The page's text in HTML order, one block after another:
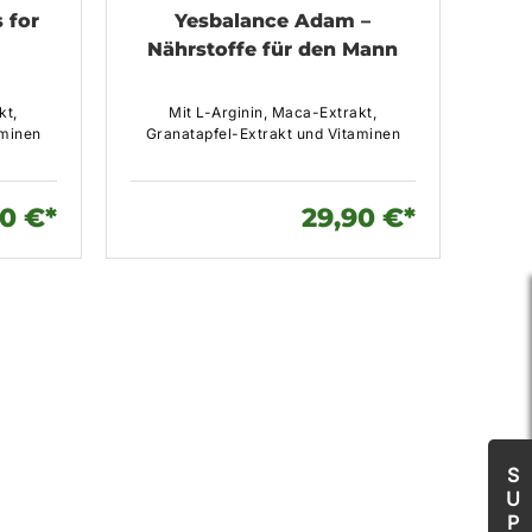
for
€*
Yesbalance Adam –
Nährstoffe für den Mann
Mit L-Arginin, Maca-Extrakt,
Granatapfel-Extrakt und Vitaminen
29,90 €*
S
U
P